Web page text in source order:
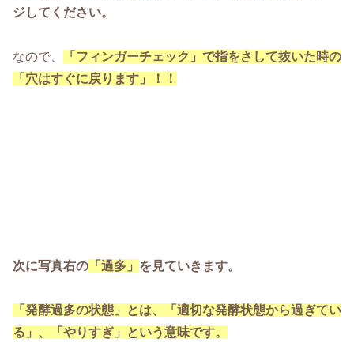
ジしてください。
なので、
「フィンガーチェック」で指をさして抜いた時の
「穴はすぐに戻ります」！！
次に写真右の 「過多」 を見ていきます。
「発酵過多の状態」とは、「適切な発酵状態から過ぎてい
る」、「やりすぎ」という意味です。